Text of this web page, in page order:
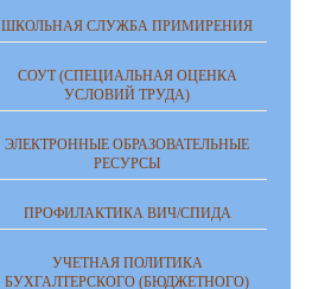
ШКОЛЬНАЯ СЛУЖБА ПРИМИРЕНИЯ
СОУТ (СПЕЦИАЛЬНАЯ ОЦЕНКА
УСЛОВИЙ ТРУДА)
ЭЛЕКТРОННЫЕ ОБРАЗОВАТЕЛЬНЫЕ
РЕСУРСЫ
ПРОФИЛАКТИКА ВИЧ/СПИДА
УЧЕТНАЯ ПОЛИТИКА
БУХГАЛТЕРСКОГО (БЮДЖЕТНОГО)